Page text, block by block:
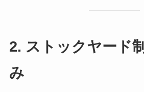
2. ストックヤード
み